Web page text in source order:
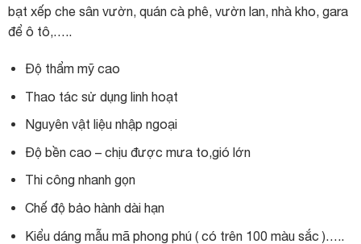
bạt xếp che sân vườn, quán cà phê, vườn lan, nhà kho, gara
để ô tô,…..
Độ thẩm mỹ cao
Thao tác sử dụng linh hoạt
Nguyên vật liệu nhập ngoại
Độ bền cao – chịu được mưa to,gió lớn
Thi công nhanh gọn
Chế độ bảo hành dài hạn
Kiểu dáng mẫu mã phong phú ( có trên 100 màu sắc )…..